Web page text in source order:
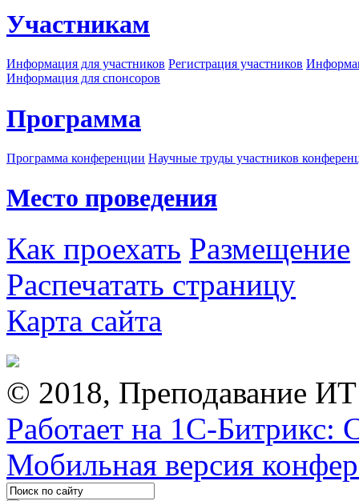
Участникам
Информация для участников Регистрация участников
Информация для спонсоров
Программа
Программа конференции Научные труды участников
Место проведения
Как проехать Размещение
Распечатать страницу
Карта сайта
© 2018, Преподавание
Работает на 1С-Битрикс:
Мобильная версия